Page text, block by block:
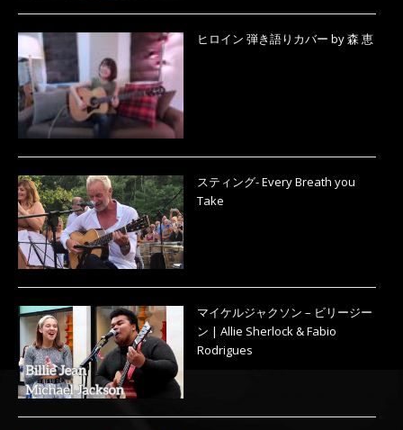
ヒロイン 弾き語りカバー by 森 恵
スティング- Every Breath you
Take
マイケルジャクソン – ビリージー
ン | Allie Sherlock & Fabio
Rodrigues